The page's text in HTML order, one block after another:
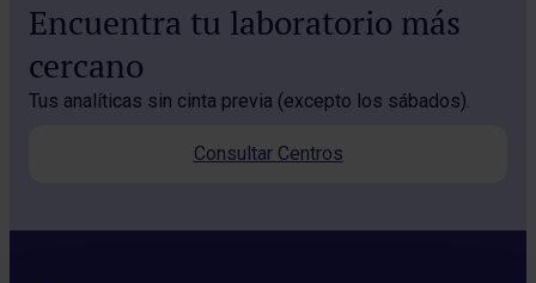
Encuentra tu laboratorio más
cercano
Tus analíticas sin cinta previa (excepto los sábados).
Consultar Centros